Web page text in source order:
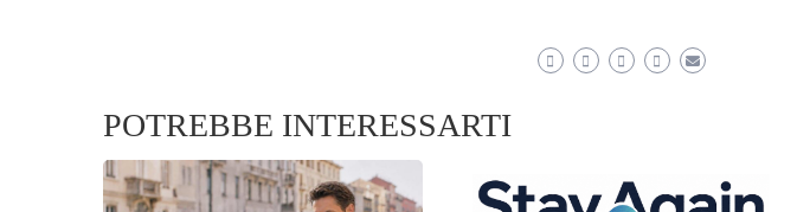
POTREBBE INTERESSARTI